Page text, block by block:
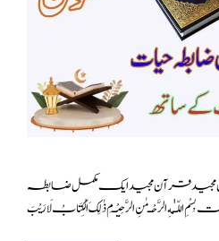
قرآن مجید ایک مکمل ضابطہ